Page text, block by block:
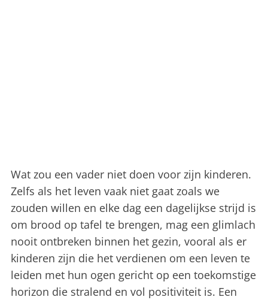
Wat zou een vader niet doen voor zijn kinderen.
Zelfs als het leven vaak niet gaat zoals we
zouden willen en elke dag een dagelijkse strijd is
om brood op tafel te brengen, mag een glimlach
nooit ontbreken binnen het gezin, vooral als er
kinderen zijn die het verdienen om een ​​leven te
leiden met hun ogen gericht op een toekomstige
horizon die stralend en vol positiviteit is. Een